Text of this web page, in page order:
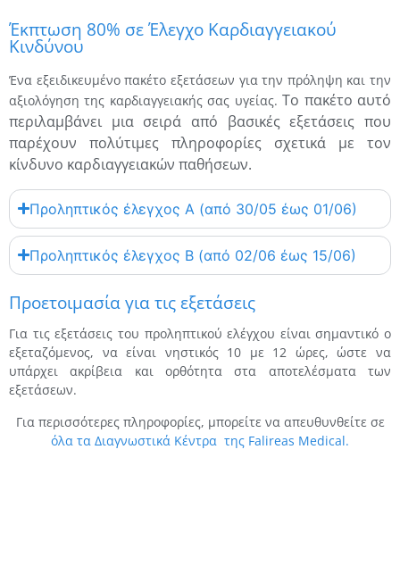
Έκπτωση 80% σε Έλεγχο Καρδιαγγειακού
Κινδύνου
Ένα εξειδικευμένο πακέτο εξετάσεων για την πρόληψη και την
αξιολόγηση της καρδιαγγειακής σας υγείας.Το πακέτο αυτό
περιλαμβάνει μια σειρά από βασικές εξετάσεις που
παρέχουν πολύτιμες πληροφορίες σχετικά με τον
κίνδυνο καρδιαγγειακών παθήσεων.
Προληπτικός έλεγχος Α (από 30/05 έως 01/06)
Προληπτικός έλεγχος Β (από 02/06 έως 15/06)
Προετοιμασία για τις εξετάσεις
Για τις εξετάσεις του προληπτικού ελέγχου είναι σημαντικό ο
εξεταζόμενος, να είναι νηστικός 10 με 12 ώρες, ώστε να
υπάρχει ακρίβεια και ορθότητα στα αποτελέσματα των
εξετάσεων.
Για περισσότερες πληροφορίες, μπορείτε να απευθυνθείτε σε
όλα τα Διαγνωστικά Κέντρα της Falireas Medical.